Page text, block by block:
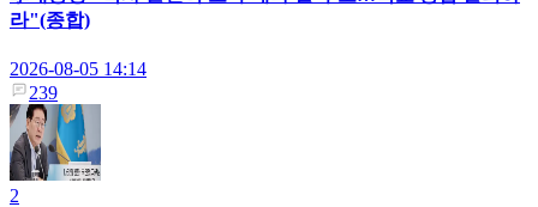
라"(종합)
2026-08-05 14:14
239
2